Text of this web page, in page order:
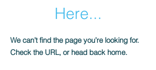
Here...
We can’t find the page you’re looking for.
Check the URL, or head back home.